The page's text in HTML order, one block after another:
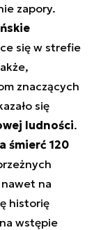
zapory.
się w strefie
znaczących
się
ludności.
śmierć 120
na
historię
wstępie